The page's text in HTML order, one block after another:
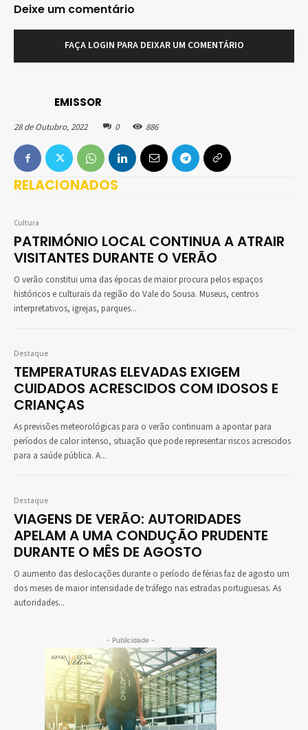
EMISSOR
28 de Outubro, 2022 0 886
RELACIONADOS
Cultura
PATRIMÓNIO LOCAL CONTINUA A ATRAIR
VISITANTES DURANTE O VERÃO
O verão constitui uma das épocas de maior procura pelos espaços
históricos e culturais da região do Vale do Sousa. Museus, centros
interpretativos, igrejas, parques...
Destaque
TEMPERATURAS ELEVADAS EXIGEM
CUIDADOS ACRESCIDOS COM IDOSOS E
CRIANÇAS
As previsões meteorológicas para o verão continuam a apontar para
períodos de calor intenso, situação que pode representar riscos acrescidos
para a saúde pública. A...
Destaque
VIAGENS DE VERÃO: AUTORIDADES
APELAM A UMA CONDUÇÃO PRUDENTE
DURANTE O MÊS DE AGOSTO
O aumento das deslocações durante o período de férias faz de agosto um
dos meses de maior intensidade de tráfego nas estradas portuguesas. As
autoridades...
Deixe um comentário
FAÇA LOGIN PARA DEIXAR UM COMENTÁRIO
- Publicidade -